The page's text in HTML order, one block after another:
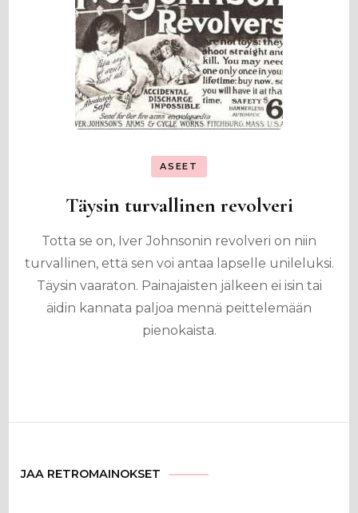
ASEET
Täysin turvallinen revolveri
Totta se on, Iver Johnsonin revolveri on niin
turvallinen, että sen voi antaa lapselle unileluksi.
Täysin vaaraton. Painajaisten jälkeen ei isin tai
äidin kannata paljoa mennä peittelemään
pienokaista.
JAA RETROMAINOKSET